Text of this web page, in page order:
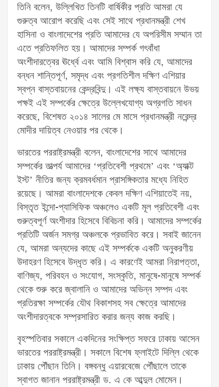
তিনি বলেন, উল্লিখিত তিনটি বার্ষিকীর প্রতি আমরা যে
গুরুত্ব আরোপ করেছি এবং সেই সাথে প্রধানমন্ত্রী শেখ
হাসিনা ও বাংলাদেশের প্রতি আমাদের যে অপরিসীম সম্মান তা
এতে প্রতিফলিত হয়। আমাদের সম্পর্ক গৎবাঁধা
অংশীদারত্বের ঊর্ধ্বে এবং আমি বিশ্বাস করি যে, আমাদের
বন্ধন শান্তিপূর্ণ, সমৃদ্ধ এবং প্রগতিশীল দক্ষিণ এশিয়ার
স্বপ্ন বাস্তবায়নের কেন্দ্রবিন্দু। এই লক্ষ্য বাস্তবায়নে উভয়
পক্ষই এই সম্পর্কের ক্ষেত্রে উল্লেখযোগ্য অগ্রগতি সাধন
করেছে, বিশেষত ২০১৪ সালের মে মাসে প্রধানমন্ত্রী নরেন্দ্র
মোদীর দায়িত্ব নেওয়ার পর থেকে।
ভারতের পররাষ্ট্রমন্ত্রী বলেন, বাংলাদেশের সাথে আমাদের
সম্পর্কের তাত্পর্য আমাদের ‘প্রতিবেশী প্রথমে’ এবং ‘অ্যাক্ট
ইস্ট’ নীতির জন্য ক্রমবর্ধমান প্রাসঙ্গিকতার মধ্যে নিহিত
রয়েছে। আমরা বাংলাদেশকে কেবল দক্ষিণ এশিয়াতেই নয়,
বিস্তৃত ইন্দো-প্যাসিফিক অঞ্চলেও একটি মূল প্রতিবেশী এবং
গুরুত্বপূর্ণ অংশীদার হিসেবে বিবিচনা করি। আমাদের সম্পর্কের
প্রতিটি অর্জন সমগ্র অঞ্চলকে প্রভাবিত করে। সবাই জানেন
যে, আমরা অন্যদের কাছে এই সম্পর্ককে একটি অনুকরণীয়
উদাহরণ হিসেবে উদ্ধৃত করি। এ কারণেই আমরা নিরাপত্তা,
বাণিজ্য, পরিবহন ও সংযোগ, সংস্কৃতি, মানুষে-মানুষে সম্পর্ক
থেকে শুরু করে জ্বালানি ও আমাদের অভিন্ন সম্পদ এবং
প্রতিরক্ষা সম্পর্কের যৌথ বিকাশসহ সব ক্ষেত্রে আমাদের
অংশীদারত্বকে সম্প্রসারিত করার জন্য কাজ করছি।
বৃহস্পতিবার সকালে একদিনের সংক্ষিপ্ত সফরে ঢাকায় আসেন
ভারতের পররাষ্ট্রমন্ত্রী। সকালে বিশেষ ফ্লাইটে দিল্লি থেকে
ঢাকায় পৌঁছান তিনি। বঙ্গবন্ধু এয়ারবেজে পৌঁছালে তাকে
স্বাগত জানান পররাষ্ট্রমন্ত্রী ড. এ কে আব্দুল মোমেন।